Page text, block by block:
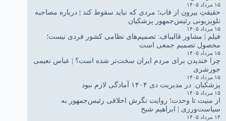
۱۵ مرداد ۱۴۰۵
حقیقتِ بیرون از قاب؛ مردی که نباید سقوط کند | درباره مصاحبه
تلویزیونی رئیس‌جمهور پزشکیان
۱۵ مرداد ۱۴۰۵
فیلم | مشاور قالیباف: تصمیم‌های نظامی کشور فردی نیست؛
محصول تصمیم جمعی است
۱۵ مرداد ۱۴۰۵
چرا خندیدن برای مردم ایران سخت‌تر شده است؟ | عباس نعیمی
جورشری
۱۵ مرداد ۱۴۰۵
پزشکیان: در مدیریت دی ۱۴۰۴ آمادگی لازم نبود
۱۵ مرداد ۱۴۰۵
از منیت تا وحدت؛ روایت نگرش اخلاقی رئیس‌جمهور به
سیاست‌ورزی | ابراهیم شیخ
۱۴ مرداد ۱۴۰۵